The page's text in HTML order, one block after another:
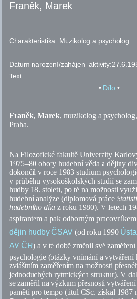
Franěk, Marek
Charakteristika: Muzikolog a psycholog
Datum narození/zahájení aktivity:
Text
• Dílo •
Franěk, Marek, muzikolog a
Praha.
Na Filozofické fakultě Univerzity
1975–80 obory hudební věda a dějiny
dokončil v roce 1983 studium
v průběhu vysokoškolských studií se
hudby 18. století, po té na možnosti
hudební analýze (diplomová práce
hudebního díla z roku 1980). V letech
aspirantem a pak odborným
dějin hudby ČSAV (od roku 1990
AV ČR) a v té době změnil své
psychologie (otázky vnímání a vytváření
zvláštním zaměřením na možnosti
jednoduchých rytmických struktur). V
se zaměřil na výzkum přesnosti
paměti pro tempo (titul CSc. získal 1987